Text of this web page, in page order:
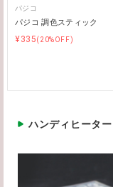
パジコ
パジコ 調色スティック
¥335(20%OFF)
ハンディヒーター